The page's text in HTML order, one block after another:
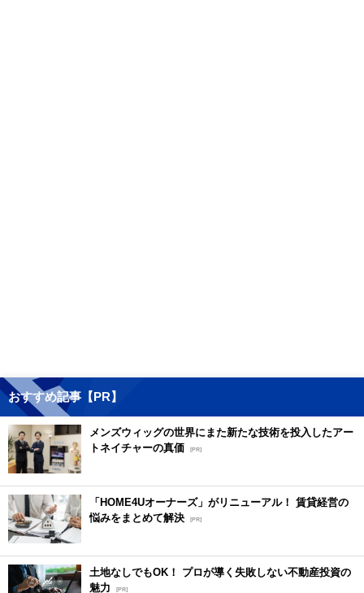
おすすめ記事【PR】
メンズウィッグの世界にまた新たな技術を投入したアー
トネイチャーの真価 [PR]
「HOME4Uオーナーズ」がリニューアル！ 賃貸経営の
悩みをまとめて解決 [PR]
土地なしでもOK！ プロが導く失敗しない不動産投資の
魅力
[PR]